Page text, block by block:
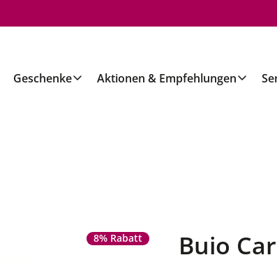
Geschenke Aktionen & Empfehlungen
8% Rabatt Buio